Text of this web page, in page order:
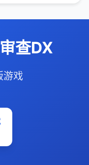
查DX
游戏